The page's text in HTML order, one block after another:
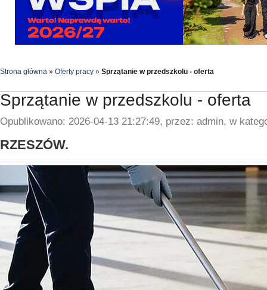
Strona główna » Oferty pracy » Sprzątanie w przedszkolu - oferta
Sprzątanie w przedszkolu - oferta
Opublikowano: 2026-04-13 21:27:49, przez: admin, w
RZESZÓW.